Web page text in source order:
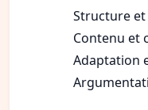
Structure
Contenu et
Adaptation